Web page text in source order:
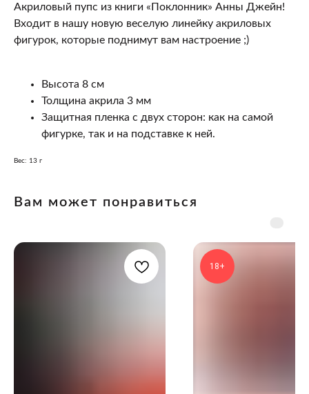
Акриловый пупс из книги «Поклонник» Анны Джейн!
Входит в нашу новую веселую линейку акриловых
фигурок, которые поднимут вам настроение ;)
Высота 8 см
Толщина акрила 3 мм
Защитная пленка с двух сторон: как на самой
фигурке, так и на подставке к ней.
Вес: 13 г
Вам может понравиться
18+